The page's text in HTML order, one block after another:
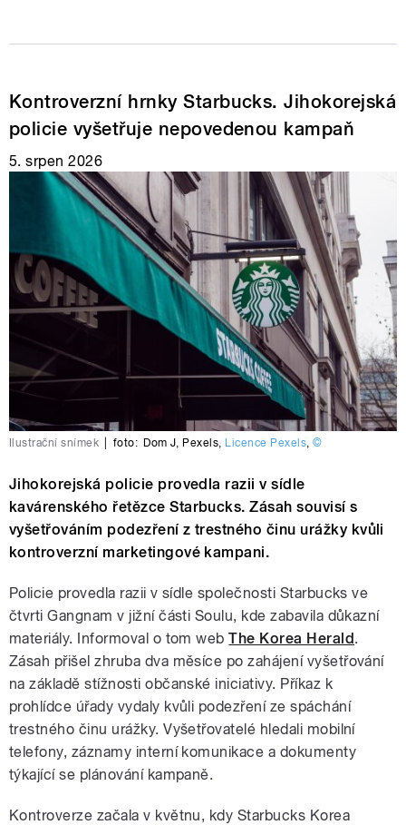
Kontroverzní hrnky Starbucks. Jihokorejská
policie vyšetřuje nepovedenou kampaň
5. srpen 2026
Ilustrační snímek foto: Dom J ,Pexels Licence Pexels ©
Jihokorejská policie provedla razii v sídle
kavárenského řetězce Starbucks. Zásah souvisí s
vyšetřováním podezření z trestného činu urážky kvůli
kontroverzní marketingové kampani.
Policie provedla razii v sídle společnosti Starbucks ve
čtvrti Gangnam v jižní části Soulu, kde zabavila důkazní
materiály. Informoval o tom webThe Korea Herald.
Zásah přišel zhruba dva měsíce po zahájení vyšetřování
na základě stížnosti občanské iniciativy. Příkaz k
prohlídce úřady vydaly kvůli podezření ze spáchání
trestného činu urážky. Vyšetřovatelé hledali mobilní
telefony, záznamy interní komunikace a dokumenty
týkající se plánování kampaně.
Kontroverze začala v květnu, kdy Starbucks Korea